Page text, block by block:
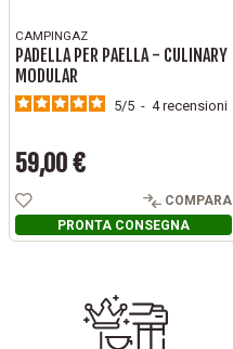
CAMPINGAZ
PADELLA PER PAELLA - CULINARY
MODULAR
5/5 - 4recensioni
Prezzo
59,00 €
COMPARA
PRONTA CONSEGNA